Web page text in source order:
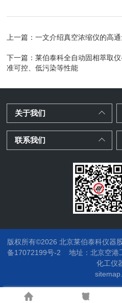
上一篇：一文介绍真空浓缩仪的高
下一篇：莱伯泰科全自动固相萃取
准可控、低污染等性能
关于我们
联系我们
版权所有©2026 北京莱伯泰科仪
备17072199号-2
地址：北京空港
化工仪